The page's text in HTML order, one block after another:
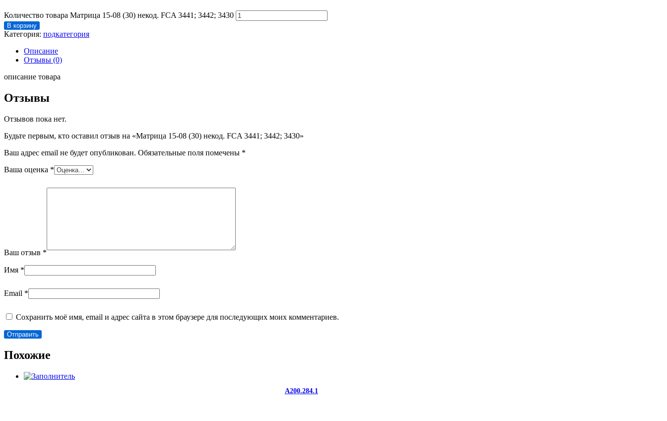
Количество товара Матрица 15-08 (30) некод. FCA 3441; 3442; 3430
В корзину
Категория: подкатегория
Описание
Отзывы (0)
описание товара
Отзывы
Отзывов пока нет.
Будьте первым, кто оставил отзыв на «Матрица 15-08 (30) некод. FCA 3441; 3442; 3430»
Ваш адрес email не будет опубликован. Обязательные поля помечены *
Ваша оценка *
Ваш отзыв *
Имя *
Email *
Сохранить моё имя, email и адрес сайта в этом браузере для последующих моих комментариев.
Похожие
A200.284.1